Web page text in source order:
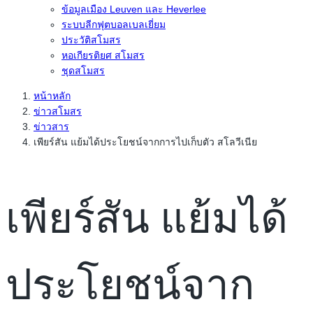
ข้อมูลเมือง Leuven และ Heverlee
ระบบลีกฟุตบอลเบลเยี่ยม
ประวัติสโมสร
หอเกียรติยศ สโมสร
ชุดสโมสร
หน้าหลัก
ข่าวสโมสร
ข่าวสาร
เพียร์สัน แย้มได้ประโยชน์จากการไปเก็บตัว สโลวีเนีย
เพียร์สัน แย้มได้
ประโยชน์จาก